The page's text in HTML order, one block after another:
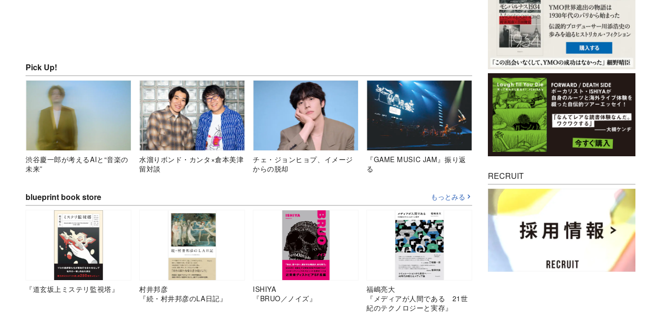
Pick Up!
渋谷慶一郎が考えるAIと“音楽の
未来”
水溜りボンド・カンタ×倉本美津
留対談
チェ・ジョンヒョプ、イメージ
からの脱却
『GAME MUSIC JAM』振り返
る
blueprint book store もっとみる
『道玄坂上ミステリ監視塔』
村井邦彦
『続・村井邦彦のLA日記』
ISHIYA
『BRUO／ノイズ』
福嶋亮大
『メディアが人間である 21世
紀のテクノロジーと実存』
RECRUIT